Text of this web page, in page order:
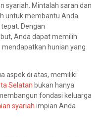
syariah. Mintalah saran dan
untuk membantu Anda
Dengan
Anda dapat memilih
hunian yang
aspek di atas, memiliki
Selatan bukan hanya
fondasi keluarga
syariah impian Anda